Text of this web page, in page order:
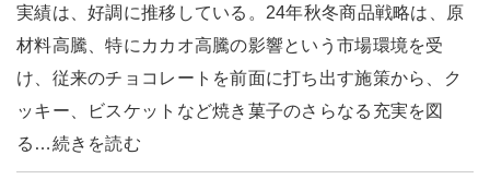
実績は、好調に推移している。24年秋冬商品戦略は、原
材料高騰、特にカカオ高騰の影響という市場環境を受
け、従来のチョコレートを前面に打ち出す施策から、ク
ッキー、ビスケットなど焼き菓子のさらなる充実を図
る…続きを読む